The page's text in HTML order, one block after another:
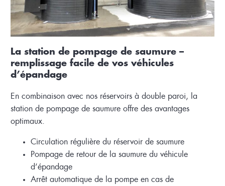
La station de pompage de saumure –
remplissage facile de vos véhicules
d’épandage
En combinaison avec nos réservoirs à double paroi, la
station de pompage de saumure offre des avantages
optimaux.
Circulation régulière du réservoir de saumure
Pompage de retour de la saumure du véhicule
d’épandage
Arrêt automatique de la pompe en cas de